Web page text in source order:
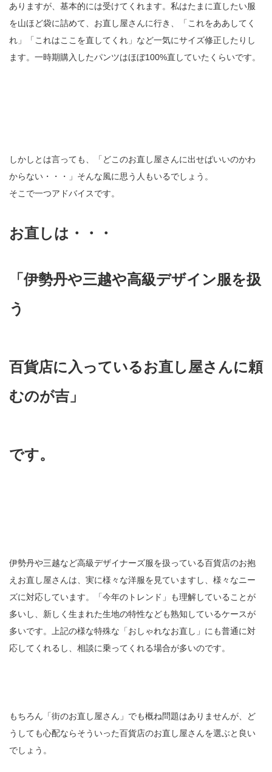
ありますが、基本的には受けてくれます。私はたまに直したい服
を山ほど袋に詰めて、お直し屋さんに行き、「これをああしてく
れ」「これはここを直してくれ」など一気にサイズ修正したりし
ます。一時期購入したパンツはほぼ100%直していたくらいです。
しかしとは言っても、「どこのお直し屋さんに出せばいいのかわ
からない・・・」そんな風に思う人もいるでしょう。
そこで一つアドバイスです。
お直しは・・・
「伊勢丹や三越や高級デザイン服を扱
う
百貨店に入っているお直し屋さんに頼
むのが吉」
です。
伊勢丹や三越など高級デザイナーズ服を扱っている百貨店のお抱
えお直し屋さんは、実に様々な洋服を見ていますし、様々なニー
ズに対応しています。「今年のトレンド」も理解していることが
多いし、新しく生まれた生地の特性なども熟知しているケースが
多いです。上記の様な特殊な「おしゃれなお直し」にも普通に対
応してくれるし、相談に乗ってくれる場合が多いのです。
もちろん「街のお直し屋さん」でも概ね問題はありませんが、ど
うしても心配ならそういった百貨店のお直し屋さんを選ぶと良い
でしょう。